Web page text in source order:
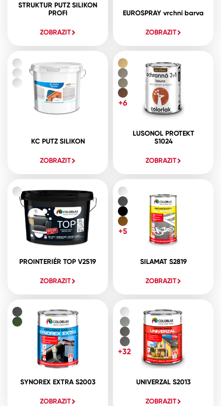
STRUKTUR PUTZ SILIKON
PROFI
ZOBRAZIT
EUROSPRAY vrchní barva
ZOBRAZIT
KC PUTZ SILIKON
ZOBRAZIT
LUSONOL PROTEKT
S1024
ZOBRAZIT
+6
PROINTERIÉR TOP V2519
ZOBRAZIT
SILAMAT S2819
ZOBRAZIT
+5
SYNOREX EXTRA S2003
ZOBRAZIT
UNIVERZAL S2013
ZOBRAZIT
+32